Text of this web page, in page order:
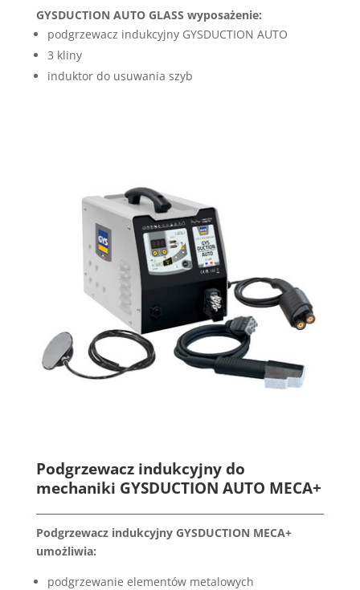
GYSDUCTION AUTO GLASS wyposażenie:
podgrzewacz indukcyjny GYSDUCTION AUTO
3 kliny
induktordo usuwania szyb
Podgrzewacz indukcyjny do
mechaniki GYSDUCTION AUTO MECA+
Podgrzewacz indukcyjny GYSDUCTION MECA+
umożliwia:
podgrzewanie elementów metalowych